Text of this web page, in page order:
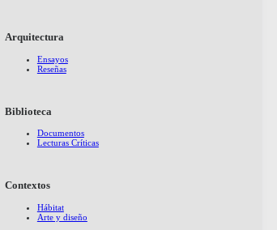
Arquitectura
Ensayos
Reseñas
Biblioteca
Documentos
Lecturas Críticas
Contextos
Hábitat
Arte y diseño